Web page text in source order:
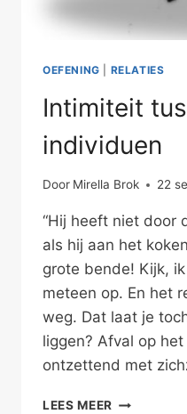
OEFENING RELATIES
Intimiteit
individuen
Door Mirella Brok 22
“Hij heeft niet door
als hij aan het
grote bende! Kijk,
meteen op. En het
weg. Dat laat je
liggen? Afval op
ontzettend met
LEES MEER INTIMITEIT